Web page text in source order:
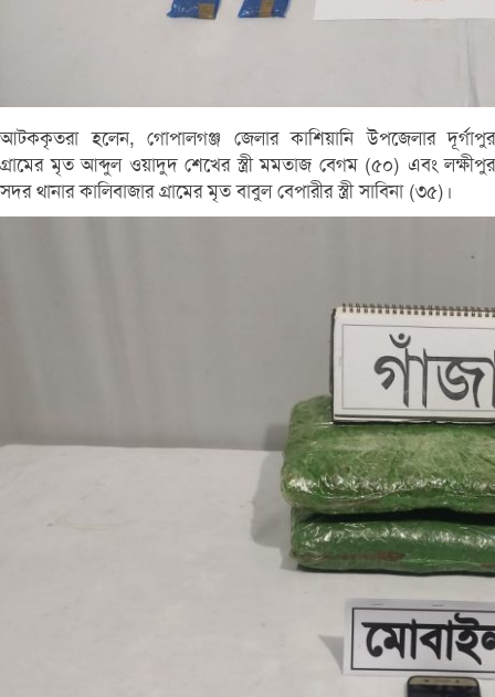
আটককৃতরা হলেন, গোপালগঞ্জ জেলার কাশিয়ানি উপজেলার দূর্গাপুর
গ্রামের মৃত আব্দুল ওয়াদুদ শেখের স্ত্রী মমতাজ বেগম (৫০) এবং লক্ষীপুর
সদর থানার কালিবাজার গ্রামের মৃত বাবুল বেপারীর স্ত্রী সাবিনা (৩৫)।